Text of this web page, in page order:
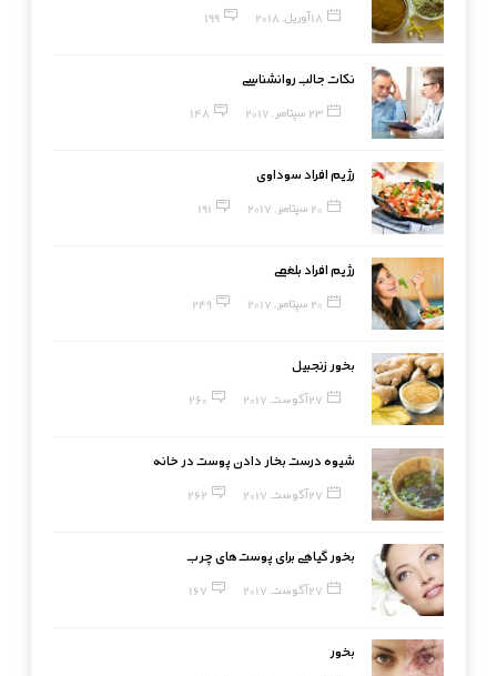
18 آوریل, 2018 199
نکات جالب روانشناسی
23 سپتامبر, 2017 148
رژیم افراد سوداوی
20 سپتامبر, 2017 191
رژیم افراد بلغمی
20 سپتامبر, 2017 249
بخور زنجبیل
27 آگوست, 2017 260
شیوه درست بخار دادن پوست در خانه
27 آگوست, 2017 262
بخور گیاهی برای پوست‌های چرب
27 آگوست, 2017 167
بخور